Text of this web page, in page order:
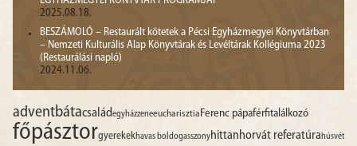
2025.08.18.
BESZÁMOLÓ – Restaurált kötetek a Pécsi Egyházmegyei Könyvtárban
– Nemzeti Kulturális Alap Könyvtárak és Levéltárak Kollégiuma 2023
(Restaurálási napló)
2024.11.06.
adventbátacsaládegyházzeneeucharisztiaFerenc pápaférfitalálkozó
főpásztorgyerekekhavas boldogasszonyhittanhorvát referatúrahúsvét